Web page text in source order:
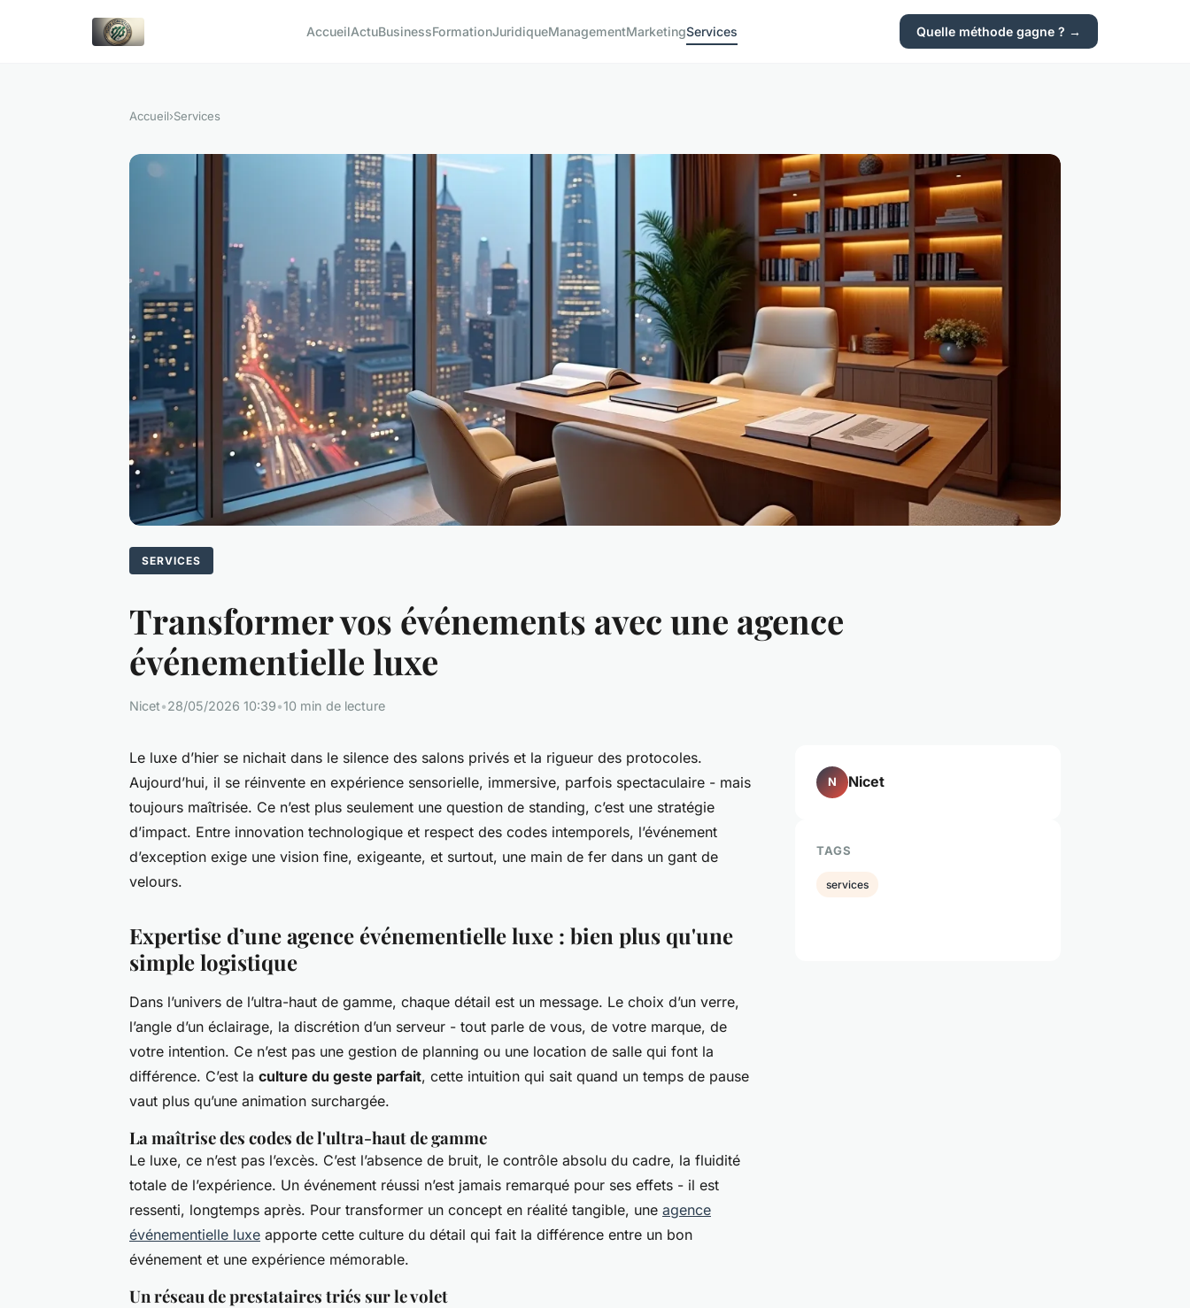
AccueilActuBusinessFormationJuridiqueManagementMarketingServices Quelle méthode gagne ? →
Accueil›Services
SERVICES
Transformer vos événements avec une agence
événementielle luxe
Nicet•28/05/2026 10:39•10 min de lecture
Le luxe d’hier se nichait dans le silence des salons privés et la rigueur des protocoles.
Aujourd’hui, il se réinvente en expérience sensorielle, immersive, parfois spectaculaire - mais
toujours maîtrisée. Ce n’est plus seulement une question de standing, c’est une stratégie
d’impact. Entre innovation technologique et respect des codes intemporels, l’événement
d’exception exige une vision fine, exigeante, et surtout, une main de fer dans un gant de
velours.
Expertise d’une agence événementielle luxe : bien plus qu'une
simple logistique
Dans l’univers de l’ultra-haut de gamme, chaque détail est un message. Le choix d’un verre,
l’angle d’un éclairage, la discrétion d’un serveur - tout parle de vous, de votre marque, de
votre intention. Ce n’est pas une gestion de planning ou une location de salle qui font la
différence. C’est la culture du geste parfait, cette intuition qui sait quand un temps de pause
vaut plus qu’une animation surchargée.
La maîtrise des codes de l'ultra-haut de gamme
Le luxe, ce n’est pas l’excès. C’est l’absence de bruit, le contrôle absolu du cadre, la fluidité
totale de l’expérience. Un événement réussi n’est jamais remarqué pour ses effets - il est
ressenti, longtemps après. Pour transformer un concept en réalité tangible, une agence
événementielle luxe apporte cette culture du détail qui fait la différence entre un bon
événement et une expérience mémorable.
Un réseau de prestataires triés sur le volet
N Nicet
TAGS
services